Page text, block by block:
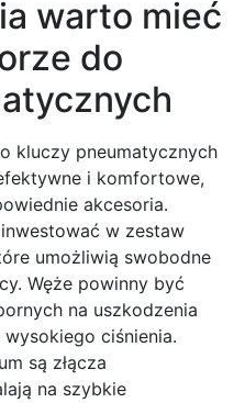
warto mieć
do
kluczy pneumatycznych
i komfortowe,
akcesoria.
w zestaw
umożliwią swobodne
Węże powinny być
na uszkodzenia
wysokiego ciśnienia.
są złącza
na szybkie